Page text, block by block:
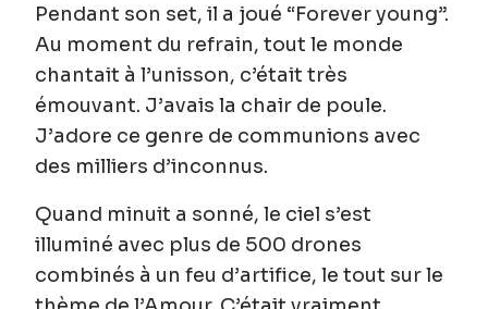
Pendant son set, il a joué “Forever young”.
Au moment du refrain, tout le monde
chantait à l’unisson, c’était très
émouvant. J’avais la chair de poule.
J’adore ce genre de communions avec
des milliers d’inconnus.
Quand minuit a sonné, le ciel s’est
illuminé avec plus de 500 drones
combinés à un feu d’artifice, le tout sur le